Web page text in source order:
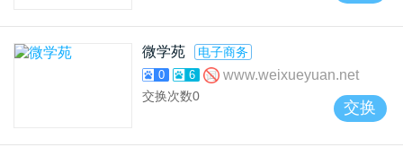
微学苑 电子商务
0 6 www.weixueyuan.net
交换次数0
交换